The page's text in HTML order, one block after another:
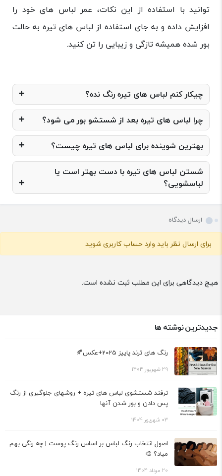
توانید با استفاده از این نکات، عمر لباس های خود را
افزایش داده و به جای استفاده از لباس های تیره به حالت
بور شده همیشه تازگی و زیبایی را تن کنید.
چیکار کنم لباس های تیره رنگ نده؟
چرا لباس های تیره بعد از شستشو بور می شود؟
بهترین شوینده برای لباس های تیره چیست؟
شستن لباس های تیره با دست بهتر است یا
لباسشویی؟
ارسال دیدگاه
برای ارسال نظر باید وارد حساب کاربری شوید
هیچ دیدگاهی برای این مطلب ثبت نشده است.
جدیدترین نوشته ها
رنگ های ترند پاییز 2025+عکس🍂
29 شهریور 1404
ترفند شستشوی لباس های تیره + روشهای جلوگیری از رنگ
پس دادن و بور شدن آنها
03 شهریور 1404
اصول انتخاب رنگ لباس بر اساس رنگ پوست | چه رنگی بهم
میاد؟ 🎨
20 مرداد 1404